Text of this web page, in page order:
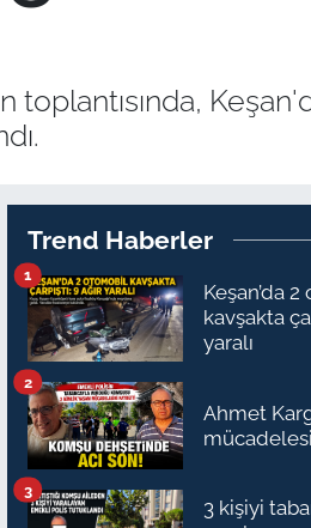
Trend Haberler
Keşan’da
kavşakta
yaralı
1
Ahmet
2
3 kişiyi
3